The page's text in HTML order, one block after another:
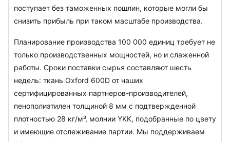
поступает без таможенных пошлин, которые могли бы
снизить прибыль при таком масштабе производства.
Планирование производства 100 000 единиц требует не
только производственных мощностей, но и слаженной
работы. Сроки поставки сырья составляют шесть
недель: ткань Oxford 600D от наших
сертифицированных партнеров-производителей,
пенополиэтилен толщиной 8 мм с подтвержденной
плотностью 28 кг/м³, молнии YKK, подобранные по цвету
и имеющие отслеживание партии. Мы поддерживаем